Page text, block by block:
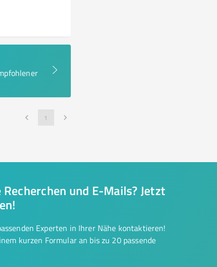
1
und E-Mails? Jetzt
Experten in Ihrer Nähe kontaktieren!
kurzen Formular an bis zu 20 passende